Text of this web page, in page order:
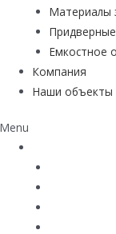
Материалы
Емкостное
Компания
Наши объекты
Menu